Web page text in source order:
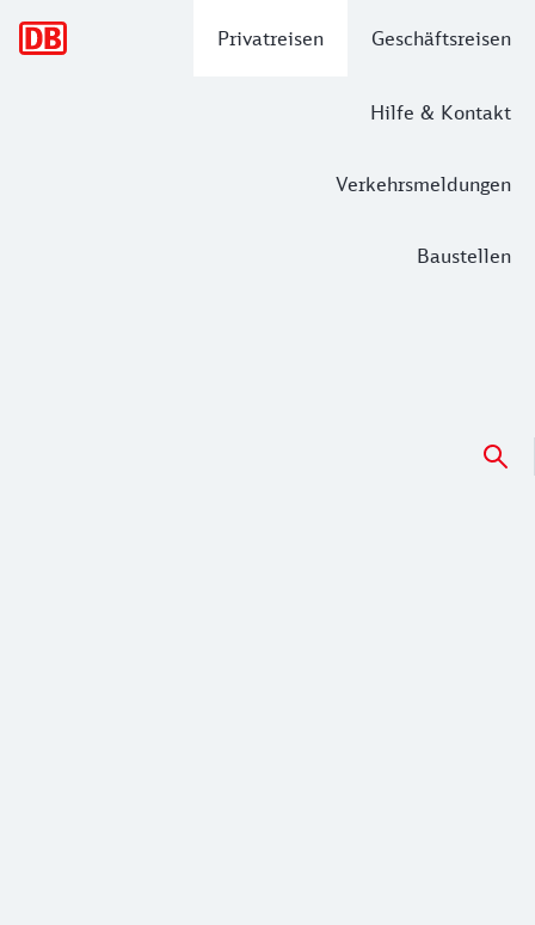
Privatreisen Geschäftsreisen
Hilfe & Kontakt
Verkehrsmeldungen
Baustellen